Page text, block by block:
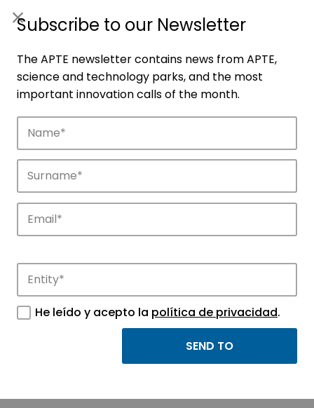
Companies
Discover the companies that drive
innovation in APTE’s parks.
LEXINGTON STUDIO
Subscribe to our Newsletter
The APTE newsletter contains news from APTE,
science and technology parks, and the most
important innovation calls of the month.
He leído y acepto la política de privacidad.